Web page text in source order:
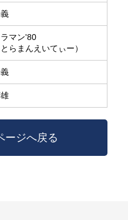
マン'80
とらまんえいてぃー）
ージへ戻る